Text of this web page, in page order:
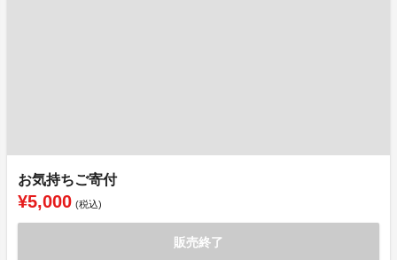
お気持ちご寄付
¥5,000 (税込)
販売終了